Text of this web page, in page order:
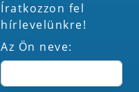
Íratkozzon fel
hírlevelünkre!
Az Ön neve: